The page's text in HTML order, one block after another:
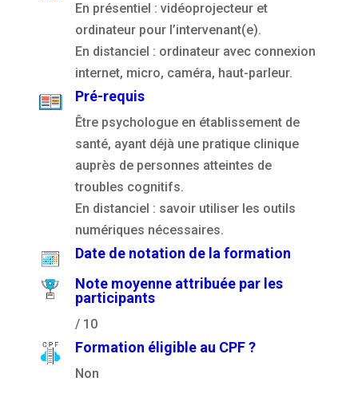
En présentiel : vidéoprojecteur et
ordinateur pour l’intervenant(e).
En distanciel : ordinateur avec connexion
internet, micro, caméra, haut-parleur.
Pré-requis
Être psychologue en établissement de
santé, ayant déjà une pratique clinique
auprès de personnes atteintes de
troubles cognitifs.
En distanciel : savoir utiliser les outils
numériques nécessaires.
Date de notation de la formation
Note moyenne attribuée par les
participants
/ 10
Formation éligible au CPF ?
Non